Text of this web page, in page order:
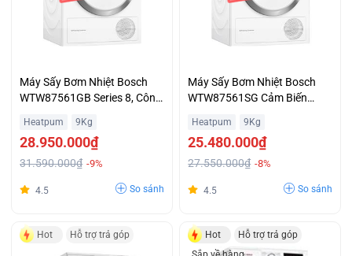
Máy Sấy Bơm Nhiệt Bosch
WTW87561GB Series 8, Công
Heatpum 9Kg
28.950.000₫
31.590.000₫ -9%
4.5 So sánh
Máy Sấy Bơm Nhiệt Bosch
WTW87561SG Cảm Biến
Độ Giá Rẻ
Heatpum 9Kg
25.480.000₫
27.550.000₫ -8%
4.5 So sánh
Hot Hỗ trợ trả góp Hot
Hỗ trợ trả góp